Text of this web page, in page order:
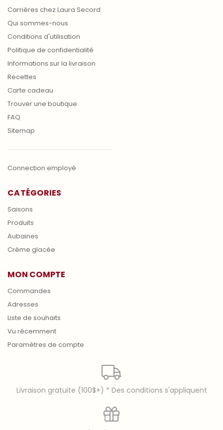
Carrières chez Laura Secord
Qui sommes-nous
Conditions d'utilisation
Politique de confidentialité
Informations sur la livraison
Recettes
Carte cadeau
Trouver une boutique
FAQ
Sitemap
Connection employé
CATÉGORIES
Saisons
Produits
Aubaines
Crème glacée
MON COMPTE
Commandes
Adresses
Liste de souhaits
Vu récemment
Paramètres de compte
Livraison gratuite (100$+) * Des conditions s'appliquent